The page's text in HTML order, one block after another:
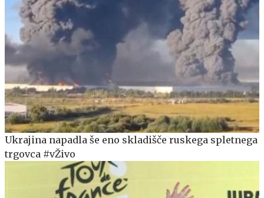
Ukrajina napadla še eno skladišče ruskega spletnega
trgovca #vŽivo